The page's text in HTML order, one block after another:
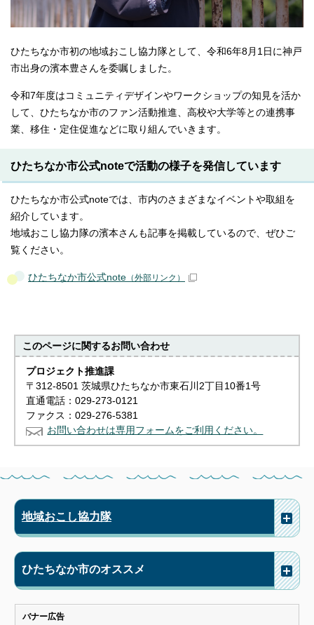
ひたちなか市初の地域おこし協力隊として、令和6年8月1日に神戸
市出身の濱本豊さんを委嘱しました。
令和7年度はコミュニティデザインやワークショップの知見を活か
して、ひたちなか市のファン活動推進、高校や大学等との連携事
業、移住・定住促進などに取り組んでいきます。
ひたちなか市公式noteで活動の様子を発信しています
ひたちなか市公式noteでは、市内のさまざまなイベントや取組を
紹介しています。
地域おこし協力隊の濱本さんも記事を掲載しているので、ぜひご
覧ください。
ひたちなか市公式note （外部リンク）
このページに関するお問い合わせ
プロジェクト推進課
〒312-8501 茨城県ひたちなか市東石川2丁目10番1号
直通電話：029-273-0121
ファクス：029-276-5381
お問い合わせは専用フォームをご利用ください。
地域おこし協力隊
ひたちなか市のオススメ
バナー広告